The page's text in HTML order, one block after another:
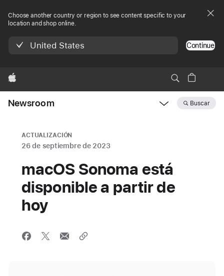
Choose another country or region to see content specific to your
location and shop online.
United States Continue
Apple
Newsroom Buscar
ACTUALIZACIÓN
26 de septiembre de 2023
macOS Sonoma está
disponible a partir de
hoy